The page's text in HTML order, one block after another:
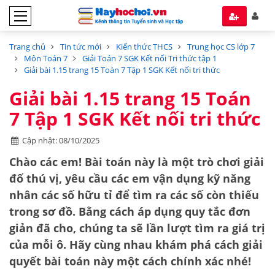
Trang chủ Tin tức mới Kiến thức THCS
Trung học CS lớp 7
Môn Toán 7
Giải Toán 7 SGK Kết nối Tri thức tập 1
Giải bài 1.15 trang 15 Toán 7 Tập 1 SGK Kết nối tri thức
Giải bài 1.15 trang 15 Toán
7 Tập 1 SGK Kết nối tri thức
Cập nhật: 08/10/2025
Chào các em! Bài toán này là một trò chơi giải
đố thú vị, yêu cầu các em vận dụng kỹ năng
nhân các số hữu tỉ để tìm ra các số còn thiếu
trong sơ đồ. Bằng cách áp dụng quy tắc đơn
giản đã cho, chúng ta sẽ lần lượt tìm ra giá trị
của mỗi ô. Hãy cùng nhau khám phá cách giải
quyết bài toán này một cách chính xác nhé!